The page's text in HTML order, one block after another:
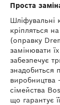
Проста
Шліфувальні
кріпляться
(оправку
замінювати
забезпечує
знадобиться
виробництва
сімейства
що гарантує